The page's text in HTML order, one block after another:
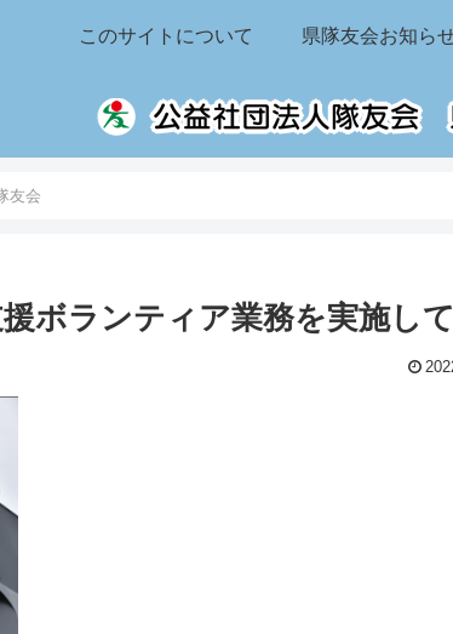
このサイトについて 県隊友会お知ら
友会
ボランティア業務を実施して